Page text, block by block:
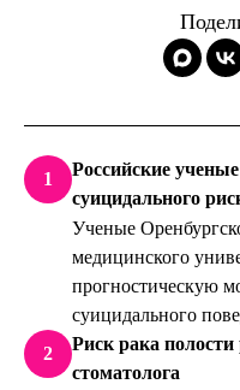
1
Российские
суицидального
Ученые
медицинского
прогностическую
суицидального
2
Риск рака полости
стоматолога